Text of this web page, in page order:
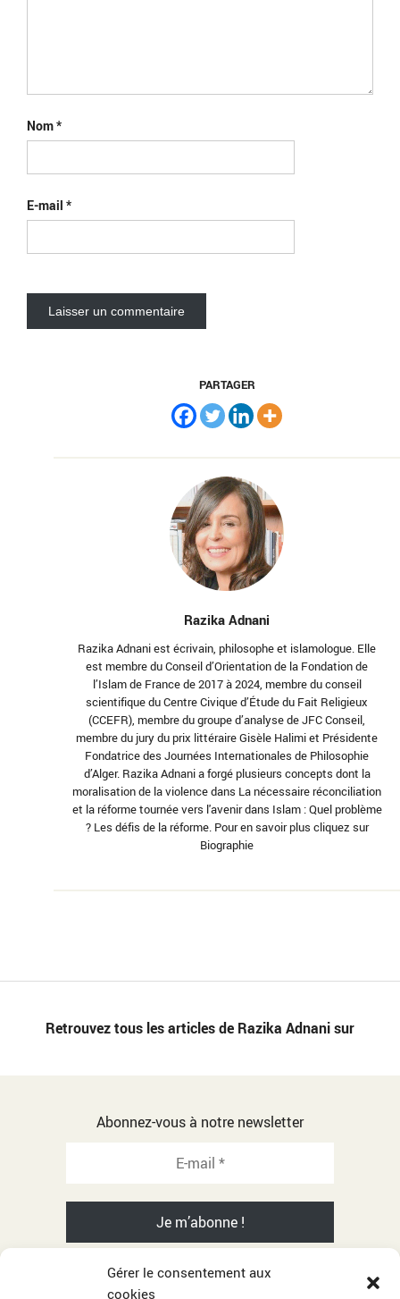
Gérer le consentement aux
cookies
Nom*
E-mail *
PARTAGER
Razika Adnani
Razika Adnani est écrivain, philosophe et islamologue. Elle
est membre du Conseil d’Orientation de la Fondation de
l’Islam de France de 2017 à 2024, membre du conseil
scientifique du Centre Civique d’Étude du Fait Religieux
(CCEFR), membre du groupe d’analyse de JFC Conseil,
membre du jury du prix littéraire Gisèle Halimi et Présidente
Fondatrice des Journées Internationales de Philosophie
d’Alger. Razika Adnani a forgé plusieurs concepts dont la
moralisation de la violence dans La nécessaire réconciliation
et la réforme tournée vers l'avenir dans Islam : Quel problème
? Les défis de la réforme. Pour en savoir plus cliquez sur
Biographie
Retrouvez tous les articles de Razika Adnani sur
Abonnez-vous à notre newsletter